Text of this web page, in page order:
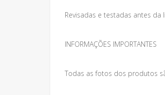
Revisadas e testadas antes da
INFORMAÇÕES IMPORTANTES
Todas as fotos dos produtos